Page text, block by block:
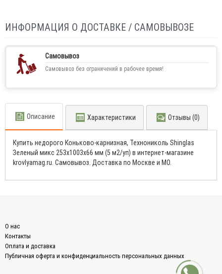
ИНФОРМАЦИЯ О ДОСТАВКЕ / САМОВЫВОЗЕ
Самовывоз
Самовывоз без ограничений в рабочее время!
Описание Характеристики Отзывы (0)
Купить недорого Коньково-карнизная, Технониколь Shinglas
Зеленый микс 253x1003x66 мм (5 м2/уп) в интернет-магазине
krovlyamag.ru. Самовывоз. Доставка по Москве и МО.
О нас
Контакты
Оплата и доставка
Публичная оферта и конфиденциальность персональных данных